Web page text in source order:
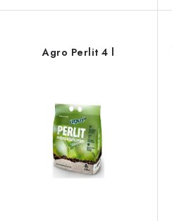
Agro Perlit 4 l